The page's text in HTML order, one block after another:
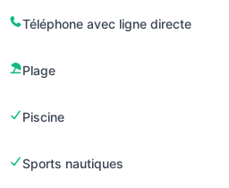
Téléphone avec ligne directe
Plage
Piscine
Sports nautiques